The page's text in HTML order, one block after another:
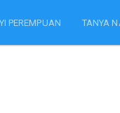
PEREMPUAN TANYA